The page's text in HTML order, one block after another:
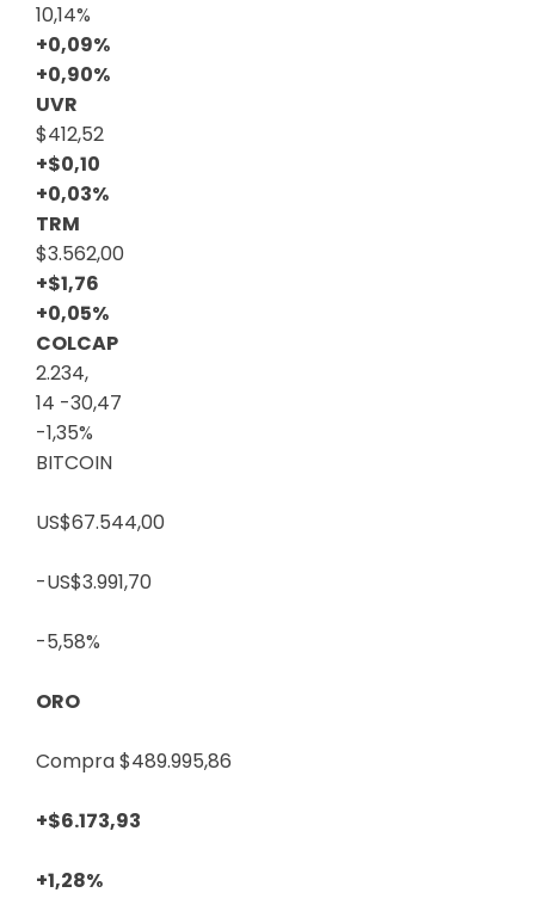
10,14%
+0,09%
+0,90%
UVR
$412,52
+$0,10
+0,03%
TRM
$3.562,00
+$1,76
+0,05%
COLCAP
2.234,
14 -30,47
-1,35%
BITCOIN
US$67.544,00
-US$3.991,70
-5,58%
ORO
Compra $489.995,86
+$6.173,93
+1,28%